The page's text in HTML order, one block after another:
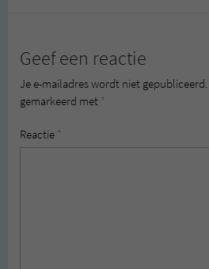
Geef een reactie
Je e-mailadres wordt niet gepubliceerd.
gemarkeerd met *
Reactie *